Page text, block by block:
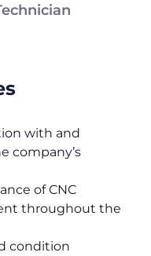
with and
company’s
of CNC
throughout the
condition